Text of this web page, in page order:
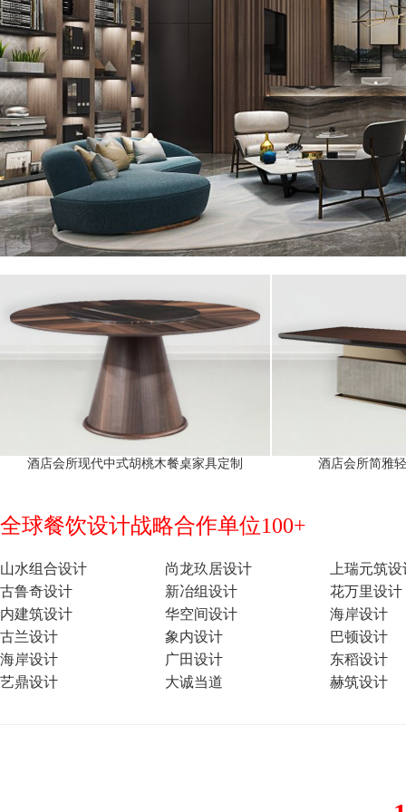
酒店会所现代中式胡桃木餐桌家具定制 酒店会所简雅
全球餐饮设计战略合作单位100+
山水组合设计 尚龙玖居设计
上瑞元筑
古鲁奇设计
新冶组设计
花万里设计
内建筑设计
华空间设计
海岸设计
古兰设计
象内设计
巴顿设计
海岸设计
广田设计
东稻设计
艺鼎设计
大诚当道 赫筑设计